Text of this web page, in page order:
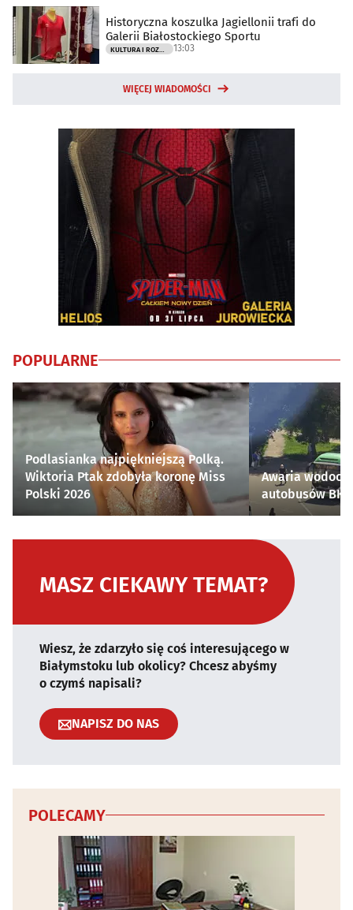
Historyczna koszulka Jagiellonii trafi do
Galerii Białostockiego Sportu
KULTURA I ROZRYWKA 13:03
WIĘCEJ WIADOMOŚCI
POPULARNE
Podlasianka najpiękniejszą Polką.
Wiktoria Ptak zdobyła koronę Miss
Polski 2026
Awaria
autobusów
MASZ CIEKAWY TEMAT?
Wiesz, że zdarzyło się coś interesującego w
Białymstoku lub okolicy? Chcesz abyśmy
o czymś napisali?
NAPISZ DO NAS
POLECAMY